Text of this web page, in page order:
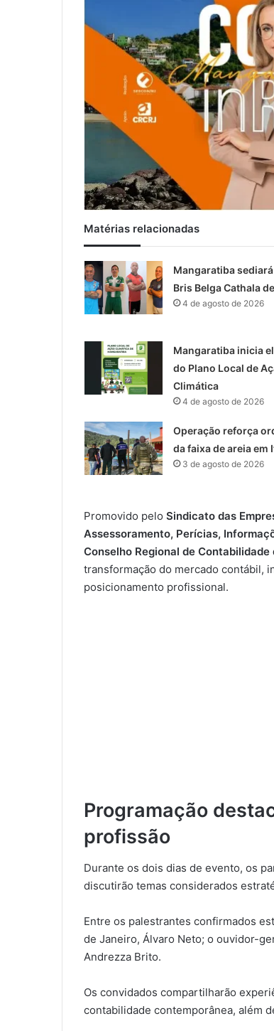
Matérias relacionadas
Mangaratiba sediará
Bris Belga Cathala
4 de agosto de 2026
Mangaratiba inicia
do Plano Local de
Climática
4 de agosto de 2026
Operação reforça
da faixa de areia em
3 de agosto de 2026
Promovido pelo Sindicato das
Assessoramento, Perícias,
Conselho Regional de Contabilidade
transformação do mercado contábil,
posicionamento profissional.
Programação
profissão
Durante os dois dias de evento, os
discutirão temas considerados
Entre os palestrantes confirmados
de Janeiro, Álvaro Neto; o ouvidor-
Andrezza Brito.
Os convidados compartilharão
contabilidade contemporânea, além